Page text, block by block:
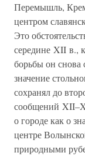
Перемышль,
центром
Это
середине XII в.,
борьбы он снова
значение
сохранял до
сообщений
о городе как о
центре
природными